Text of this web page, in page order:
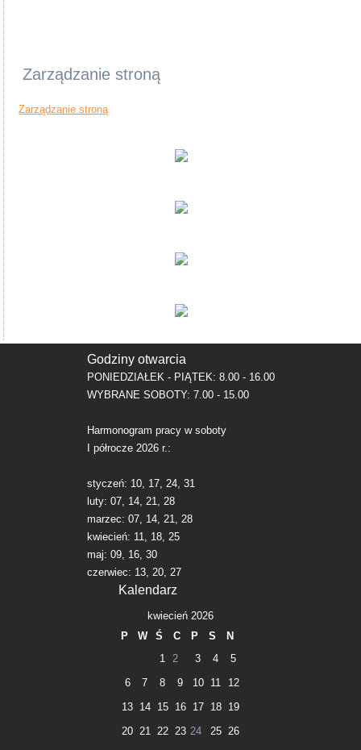
Zarządzanie stroną
Zarządzanie stroną
Godziny otwarcia
PONIEDZIAŁEK - PIĄTEK: 8.00 - 16.00
WYBRANE SOBOTY: 7.00 - 15.00
Harmonogram pracy w soboty
I półrocze 2026 r.:
styczeń: 10, 17, 24, 31
luty: 07, 14, 21, 28
marzec: 07, 14, 21, 28
kwiecień: 11, 18, 25
maj: 09, 16, 30
czerwiec: 13, 20, 27
Kalendarz
kwiecień 2026
P
W Ś C P S
N
1 2 3 4
5
6
7 8 9 10 11
12
13 14 15 16 17 18
19
20 21 22 23 24 25 26